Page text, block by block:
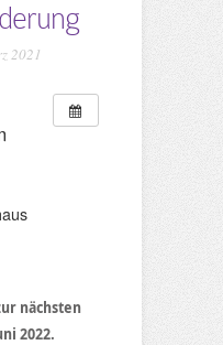
2021
nächsten
2022.